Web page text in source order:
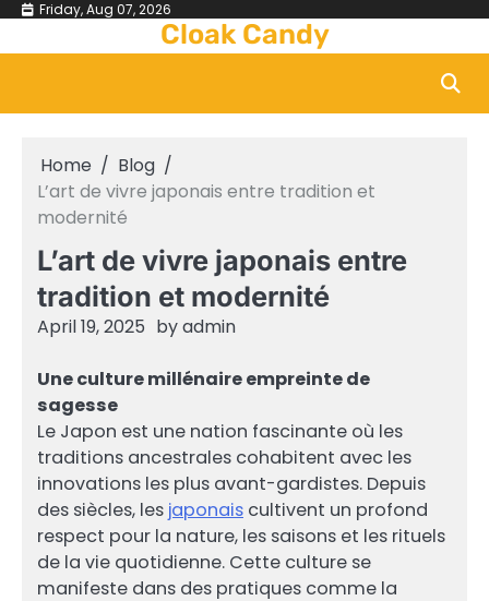
Skip Friday, Aug 07, 2026
Cloak Candy
Home
Blog
L’art de vivre japonais entre tradition et
modernité
L’art de vivre japonais entre
tradition et modernité
April 19, 2025 byadmin
Une culture millénaire empreinte de
sagesse
Le Japon est une nation fascinante où les
traditions ancestrales cohabitent avec les
innovations les plus avant-gardistes. Depuis
des siècles, les japonais cultivent un profond
respect pour la nature, les saisons et les rituels
de la vie quotidienne. Cette culture se
manifeste dans des pratiques comme la